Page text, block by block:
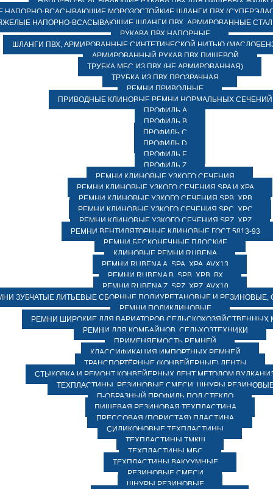
НАПОРНО-ВСАСЫВАЮЩИЕ МОРОЗОСТОЙКИЕ ШЛАНГИ ПВХ
НАПОРНО-ВСАСЫВАЮЩИЕ ШЛАНГИ ПВХ, АРМИРОВАННЫЕ
РУКАВА ПВХ НАПОРНЫЕ
ШЛАНГИ ПВХ, АРМИРОВАННЫЕ СИНТЕТИЧЕСКОЙ НИТЬЮ
АРМИРОВАННЫЙ РУКАВ ПВХ ПИЩЕВОЙ
ТРУБКА МБС ИЗ ПВХ (НЕ АРМИРОВАННАЯ)
ТРУБКА ИЗ ПВХ ПРОЗРАЧНАЯ
РЕМНИ ПРИВОДНЫЕ
ПРИВОДНЫЕ КЛИНОВЫЕ РЕМНИ НОРМАЛЬНЫХ СЕЧЕНИЙ
ПРОФИЛЬ A
ПРОФИЛЬ B
ПРОФИЛЬ C
ПРОФИЛЬ D
ПРОФИЛЬ E
ПРОФИЛЬ Z
РЕМНИ КЛИНОВЫЕ УЗКОГО СЕЧЕНИЯ
РЕМНИ КЛИНОВЫЕ УЗКОГО СЕЧЕНИЯ SPA И XPA
РЕМНИ КЛИНОВЫЕ УЗКОГО СЕЧЕНИЯ SPB, XPB
РЕМНИ КЛИНОВЫЕ УЗКОГО СЕЧЕНИЯ SPC, XPC
РЕМНИ КЛИНОВЫЕ УЗКОГО СЕЧЕНИЯ SPZ, XPZ
РЕМНИ ВЕНТИЛЯТОРНЫЕ КЛИНОВЫЕ ГОСТ 5813-93
РЕМНИ БЕСКОНЕЧНЫЕ ПЛОСКИЕ
КЛИНОВЫЕ РЕМНИ RUBENA
РЕМНИ RUBENA А, SPA, XPA, AVX13
РЕМНИ RUBENA В, SPВ, ХPВ, ВХ
РЕМНИ RUBENA Z, SPZ, XPZ, AVX10
ЗУБЧАТЫЕ ЛИТЬЕВЫЕ СБОРНЫЕ ПОЛИУРЕТАНОВЫЕ И РЕЗИНОВЫЕ,
РЕМНИ ПОЛИКЛИНОВЫЕ
РЕМНИ ШИРОКИЕ ДЛЯ ВАРИАТОРОВ СЕЛЬСКОХОЗЯЙСТВЕННЫХ
РЕМНИ ДЛЯ КОМБАЙНОВ, СЕЛЬХОЗТЕХНИКИ
ПРИМЕНЯЕМОСТЬ РЕМНЕЙ
КЛАССИФИКАЦИЯ ИМПОРТНЫХ РЕМНЕЙ
ТРАНСПОРТЁРНЫЕ (КОНВЕЙЕРНЫЕ) ЛЕНТЫ
СТЫКОВКА И РЕМОНТ КОНВЕЙЕРНЫХ ЛЕНТ МЕТОДОМ
ТЕХПЛАСТИНЫ, РЕЗИНОВЫЕ СМЕСИ, ШНУРЫ
П-ОБРАЗНЫЙ ПРОФИЛЬ ПОД СТЕКЛО
ПИЩЕВАЯ РЕЗИНОВАЯ ТЕХПЛАСТИНА
ПРЕССОВАЯ (ПОРИСТАЯ) ПЛАСТИНА
СИЛИКОНОВЫЕ ТЕХПЛАСТИНЫ
ТЕХПЛАСТИНЫ ТМКЩ
ТЕХПЛАСТИНЫ МБС
ТЕХПЛАСТИНЫ ВАКУУМНЫЕ
РЕЗИНОВЫЕ СМЕСИ
ШНУРЫ РЕЗИНОВЫЕ